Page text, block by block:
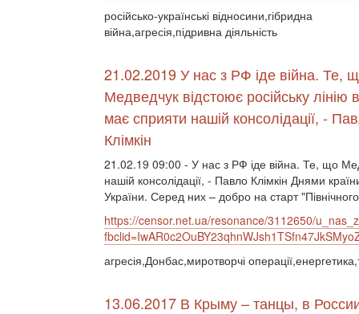
російсько-українські відносини,гібридна
війна,агресія,підривна діяльність
21.02.2019 У нас з РФ іде війна. Те,
Медведчук відстоює російську лінію
має сприяти нашій консолідації, -
Клімкін
21.02.19 09:00 - У нас з РФ іде війна. Те, що
нашій консолідації, - Павло Клімкін Днями
України. Серед них – добро на старт
https://censor.net.ua/resonance/3112650/
агресія,Донбас,миротворчі
13.06.2017 В Крыму – танцы, в